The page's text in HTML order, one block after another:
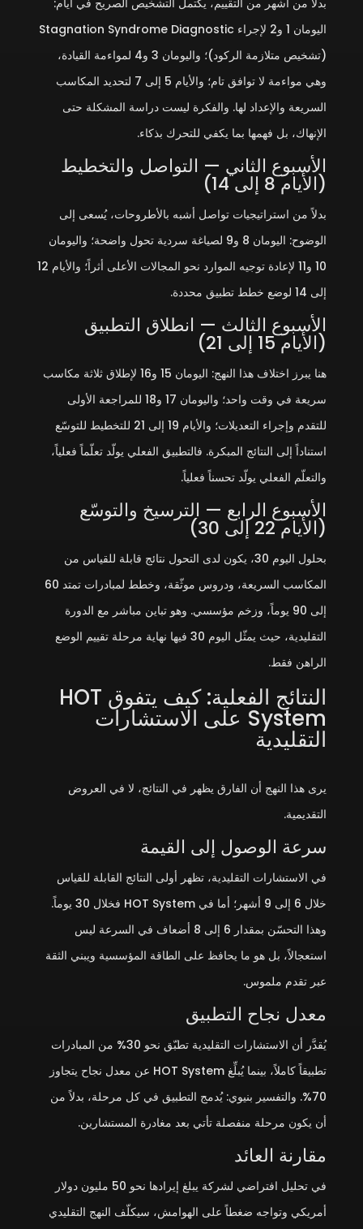
بدلاً من أشهر من التقييم، يكتمل التشخيص الصريح في أيام:
اليومان 1 و2 لإجراء Stagnation Syndrome Diagnostic
(تشخيص متلازمة الركود)؛ واليومان 3 و4 لمواءمة القيادة،
وهي مواءمة لا توافق تام؛ والأيام 5 إلى 7 لتحديد المكاسب
السريعة والإعداد لها. والفكرة ليست دراسة المشكلة حتى
الإنهاك، بل فهمها بما يكفي للتحرك بذكاء.
الأسبوع الثاني — التواصل والتخطيط
(الأيام 8 إلى 14)
بدلاً من استراتيجيات تواصل أشبه بالأطروحات، يُسعى إلى
الوضوح: اليومان 8 و9 لصياغة سردية تحول واضحة؛ واليومان
10 و11 لإعادة توجيه الموارد نحو المجالات الأعلى أثراً؛ والأيام 12
إلى 14 لوضع خطط تطبيق محددة.
الأسبوع الثالث — انطلاق التطبيق
(الأيام 15 إلى 21)
هنا يبرز اختلاف هذا النهج: اليومان 15 و16 لإطلاق ثلاثة مكاسب
سريعة في وقت واحد؛ واليومان 17 و18 للمراجعة الأولى
للتقدم وإجراء التعديلات؛ والأيام 19 إلى 21 للتخطيط للتوسّع
استناداً إلى النتائج المبكرة. فالتطبيق الفعلي يولّد تعلّماً فعلياً،
والتعلّم الفعلي يولّد تحسناً فعلياً.
الأسبوع الرابع — الترسيخ والتوسّع
(الأيام 22 إلى 30)
بحلول اليوم 30، يكون لدى التحول نتائج قابلة للقياس من
المكاسب السريعة، ودروس موثّقة، وخطط لمبادرات تمتد 60
إلى 90 يوماً، وزخم مؤسسي. وهو تباين مباشر مع الدورة
التقليدية، حيث يمثّل اليوم 30 فيها نهاية مرحلة تقييم الوضع
الراهن فقط.
النتائج الفعلية: كيف يتفوق HOT
System على الاستشارات
التقليدية
يرى هذا النهج أن الفارق يظهر في النتائج، لا في العروض
التقديمية.
سرعة الوصول إلى القيمة
في الاستشارات التقليدية، تظهر أولى النتائج القابلة للقياس
خلال 6 إلى 9 أشهر؛ أما في HOT System فخلال 30 يوماً.
وهذا التحسّن بمقدار 6 إلى 8 أضعاف في السرعة ليس
استعجالاً، بل هو ما يحافظ على الطاقة المؤسسية ويبني الثقة
عبر تقدم ملموس.
معدل نجاح التطبيق
يُقدَّر أن الاستشارات التقليدية تطبّق نحو 30% من المبادرات
تطبيقاً كاملاً، بينما يُبلِّغ HOT System عن معدل نجاح يتجاوز
70%. والتفسير بنيوي: يُدمج التطبيق في كل مرحلة، بدلاً من
أن يكون مرحلة منفصلة تأتي بعد مغادرة المستشارين.
مقارنة العائد
في تحليل افتراضي لشركة يبلغ إيرادها نحو 50 مليون دولار
أمريكي وتواجه ضغطاً على الهوامش، سيكلّف النهج التقليدي